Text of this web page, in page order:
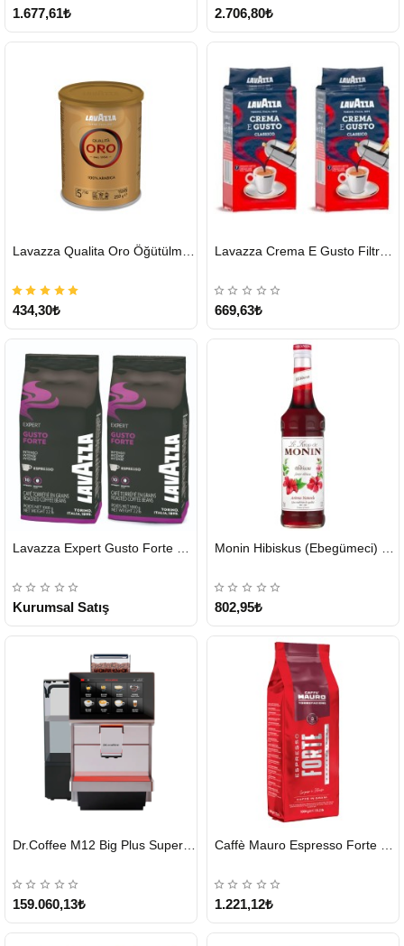
1.677,61₺ 2.706,80₺
GÖNDERİ
434,30₺
GÖNDERİ
Lavazza Crema E Gusto Filtre Kahve 250 G X 2
669,63₺
GÖNDERİ
Kurumsal Satış
GÖNDERİ
802,95₺
GÖNDERİ
159.060,13₺
GÖNDERİ
1.221,12₺